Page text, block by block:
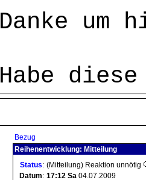
Danke um
Habe
Bezug
Reihenentwicklung: Mitteilung
Status: (Mitteilung) Reaktion unnötig
Datum: 17:12 Sa 04.07.2009